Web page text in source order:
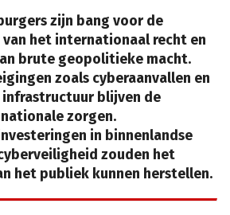
zijn bang voor de
het internationaal recht en
brute geopolitieke macht.
zoals cyberaanvallen en
blijven de
zorgen.
in binnenlandse
zouden het
het publiek kunnen herstellen.